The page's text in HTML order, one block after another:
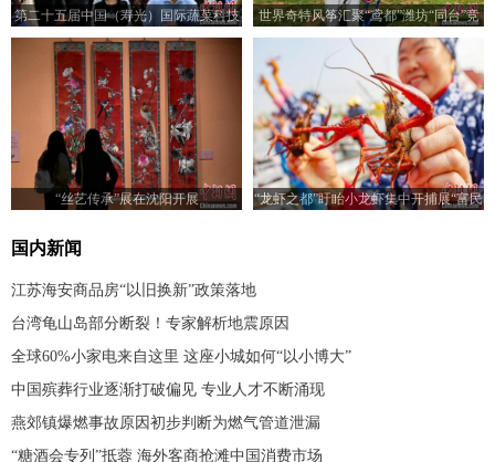
第二十五届中国（寿光）国际蔬菜科技
博览会开幕
世界奇特风筝汇聚“鸢都”潍坊“同台”竞
技
“丝艺传承”展在沈阳开展
“龙虾之都”盱眙小龙虾集中开捕展“富民
国内新闻
江苏海安商品房“以旧换新”政策落地
台湾龟山岛部分断裂！专家解析地震原因
全球60%小家电来自这里 这座小城如何“以小博大”
中国殡葬行业逐渐打破偏见 专业人才不断涌现
燕郊镇爆燃事故原因初步判断为燃气管道泄漏
“糖酒会专列”抵蓉 海外客商抢滩中国消费市场